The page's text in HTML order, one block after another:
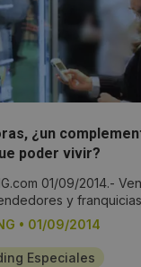
¿un
poder vivir?
01/09/2014.-
y
• 01/09/2014
Especiales